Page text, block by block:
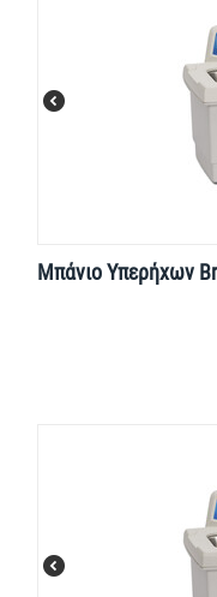
Μπάνιο Υπερήχων